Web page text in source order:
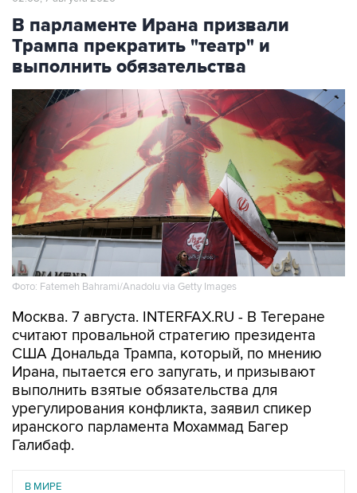
В парламенте Ирана призвали
Трампа прекратить "театр" и
выполнить обязательства
Фото: Fatemeh Bahrami/Anadolu via Getty Images
Москва. 7 августа. INTERFAX.RU - В Тегеране
считают провальной стратегию президента
США Дональда Трампа, который, по мнению
Ирана, пытается его запугать, и призывают
выполнить взятые обязательства для
урегулирования конфликта, заявил спикер
иранского парламента Мохаммад Багер
Галибаф.
В МИРЕ